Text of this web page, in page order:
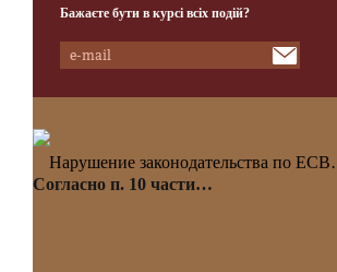
Бажаєте бути в курсі всіх подій?
Нарушение законодательства по
Согласно п. 10 части…